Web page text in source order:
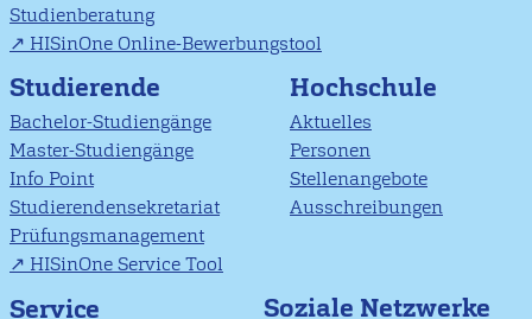
Studienberatung
HISinOne Online-Bewerbungstool
Studierende
Bachelor-Studiengänge
Master-Studiengänge
Info Point
Studierendensekretariat
Prüfungsmanagement
HISinOne Service Tool
Hochschule
Aktuelles
Personen
Stellenangebote
Ausschreibungen
Service Soziale Netzwerke